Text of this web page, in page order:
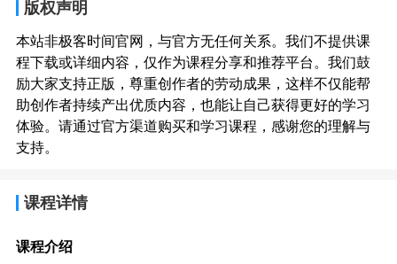
版权声明
本站非极客时间官网，与官方无任何关系。我们不提供课
程下载或详细内容，仅作为课程分享和推荐平台。我们鼓
励大家支持正版，尊重创作者的劳动成果，这样不仅能帮
助创作者持续产出优质内容，也能让自己获得更好的学习
体验。请通过官方渠道购买和学习课程，感谢您的理解与
支持。
课程详情
课程介绍